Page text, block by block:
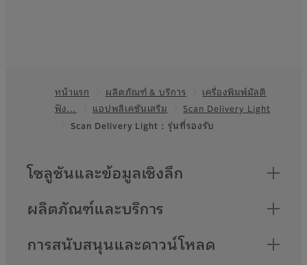
กฎที่ตั้งไว้ล่วงหน้า ซึ่งจะช่วยเพิ่ม
ประสิทธิภาพให้กับงานสแกน
Authentication
ข้อมูลการรับรองความถูกต้อง
ฟังก์ชันและเครื่องพิมพ์โดยไม่จํา
เป็นต้องมีเซิร์ฟเวอร์
Footer
หน้าแรก ผลิตภัณฑ์ & บริการ
เครื่องพิมพ์มัลติ
ฟัง…
แอปพลิเคชันเสริม
Scan Delivery Light
Scan Delivery Light : รุ่นที่รองรับ
แผนผังเว็บไซต์
โซลูชันและข้อมูลเชิงลึก
ผลิตภัณฑ์และบริการ
การสนับสนุนและดาวน์โหลด